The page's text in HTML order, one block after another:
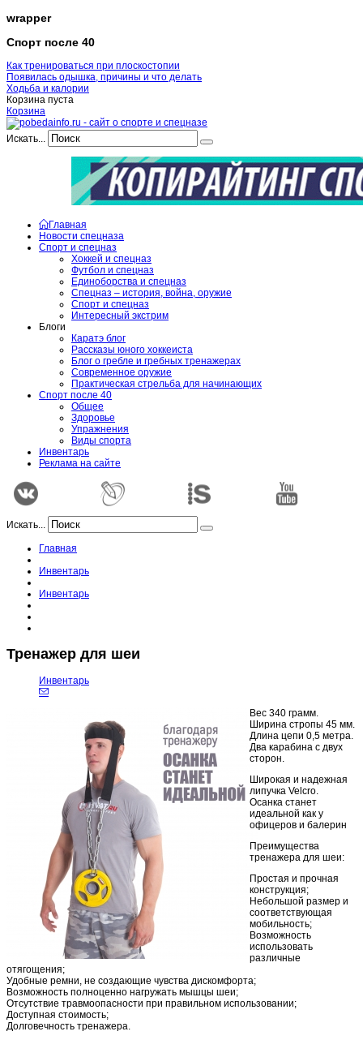
wrapper
Спорт после 40
Как тренироваться при плоскостопии
Появилась одышка, причины и что делать
Ходьба и калории
Корзина пуста
Корзина
Искать...
Главная
Новости спецназа
Спорт и спецназ
Хоккей и спецназ
Футбол и спецназ
Единоборства и спецназ
Спецназ – история, война, оружие
Спорт и спецназ
Интересный экстрим
Блоги
Каратэ блог
Рассказы юного хоккеиста
Блог о гребле и гребных тренажерах
Современное оружие
Практическая стрельба для начинающих
Спорт после 40
Общее
Здоровье
Упражнения
Виды спорта
Инвентарь
Реклама на сайте
Искать...
Главная
Инвентарь
Инвентарь
Тренажер для шеи
Инвентарь
Вес 340 грамм.
Ширина стропы 45 мм.
Длина цепи 0,5 метра.
Два карабина с двух
сторон.
Широкая и надежная
липучка Velcro.
Осанка станет
идеальной как у
офицеров и балерин
Преимущества
тренажера для шеи:
Простая и прочная
конструкция;
Небольшой размер и
соответствующая
мобильность;
Возможность
использовать
различные
отягощения;
Удобные ремни, не создающие чувства дискомфорта;
Возможность полноценно нагружать мышцы шеи;
Отсутствие травмоопасности при правильном использовании;
Доступная стоимость;
Долговечность тренажера.